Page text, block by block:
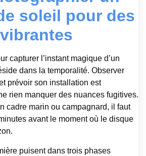
soleil pour des
capturer l’instant magique d’un
dans la temporalité. Observer
prévoir son installation est
rien manquer des nuances fugitives.
cadre marin ou campagnard, il faut
avant le moment où le disque
puisent dans trois phases